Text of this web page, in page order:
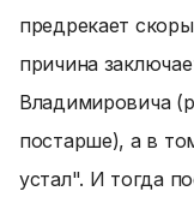
предрекает
причина
Владимировича
постарше), а в
устал". И тогда